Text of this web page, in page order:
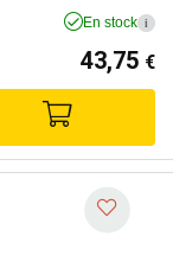
En stock i
43,75 €